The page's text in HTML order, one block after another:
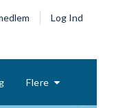
Log Ind
Flere